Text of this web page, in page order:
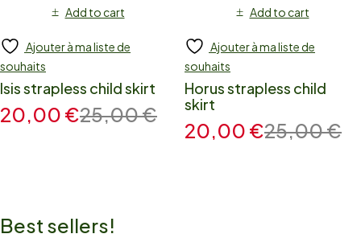
Add to cart
Ajouter à ma liste de
souhaits
Isis strapless child skirt
25,00€
20,00 €
Add to cart
Ajouter à ma liste de
souhaits
Horus strapless child
skirt
25,00€
20,00 €
Best sellers!